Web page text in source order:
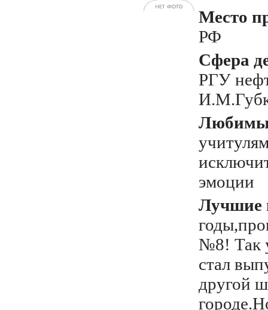
Место
РФ
Сфера
РГУ
эмоции
Лучшие
№8! Так
стал
другой